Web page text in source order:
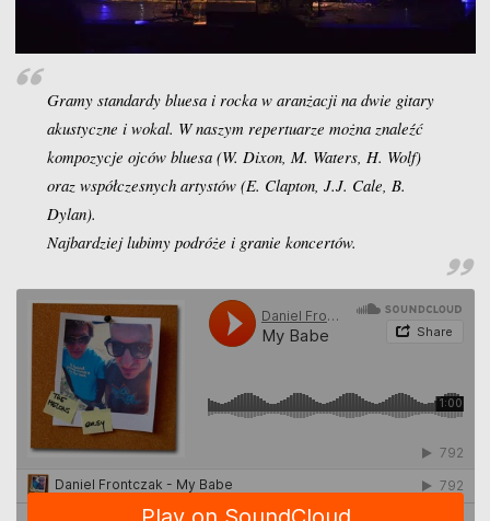
Gramy standardy bluesa i rocka w aranżacji na dwie gitary
akustyczne i wokal. W naszym repertuarze można znaleźć
kompozycje ojców bluesa (W. Dixon, M. Waters, H. Wolf)
oraz współczesnych artystów (E. Clapton, J.J. Cale, B.
Dylan).
Najbardziej lubimy podróże i granie koncertów.